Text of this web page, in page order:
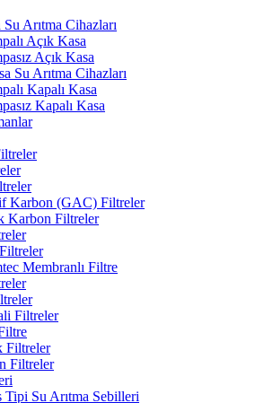
Arıtma Cihazları
Açık Kasa
Açık Kasa
Su Arıtma Cihazları
Kapalı Kasa
Kapalı Kasa
Karbon (GAC) Filtreler
Karbon Filtreler
Membranlı Filtre
Filtreler
Filtreler
Filtreler
Su Arıtma Sebilleri